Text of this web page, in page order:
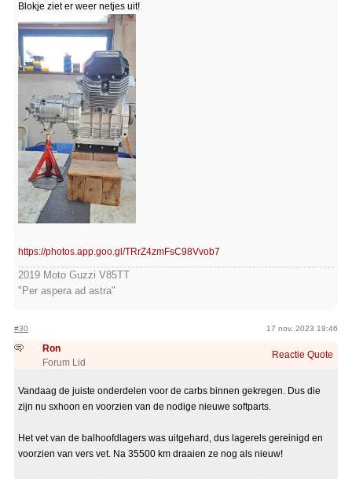
Blokje ziet er weer netjes uit!
https://photos.app.goo.gl/TRrZ4zmFsC98Vvob7
2019 Moto Guzzi V85TT
"Per aspera ad astra"
#30 17 nov. 2023 19:46
Ron
Forum Lid
Reactie Quote
Vandaag de juiste onderdelen voor de carbs binnen gekregen. Dus die
zijn nu sxhoon en voorzien van de nodige nieuwe softparts.
Het vet van de balhoofdlagers was uitgehard, dus lagerels gereinigd en
voorzien van vers vet. Na 35500 km draaien ze nog als nieuw!